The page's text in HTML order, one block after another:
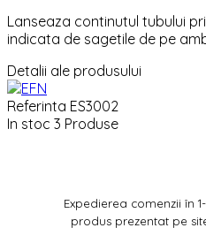
Lanseaza continutul tubului
indicata de sagetile de pe
Detalii ale produsului
Referinta ES3002
In stoc 3 Produse
Expedierea comenzii în
produs prezentat pe